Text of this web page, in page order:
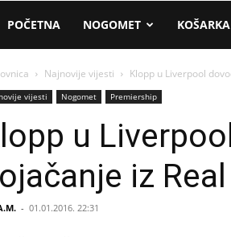
AMPOČETNA NOGOMET KOŠARKA
Najnovije vijesti Klopp u Liverpool
vijesti Nogomet Premiership
u
iz
- 01.01.2016. 22:31